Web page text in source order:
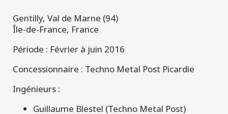
Gentilly, Val de Marne (94)
Île-de-France, France
Période : Février à juin 2016
Concessionnaire : Techno Metal Post Picardie
Ingénieurs :
Guillaume Blestel (Techno Metal Post)